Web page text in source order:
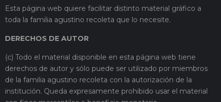
Esta página web quiere facilitar distinto material gráfico a
toda la familia agustino recoleta que lo necesite.
DERECHOS DE AUTOR
(c) Todo el material disponible en esta página web tiene
derechos de autor y sólo puede ser utilizado por miembros
de la familia agustino recoleta con la autorización de la
institución. Queda expresamente prohibido usar el material